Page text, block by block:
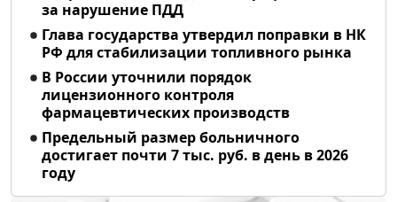
за нарушение ПДД
Глава государства утвердил поправки в НК
РФ для стабилизации топливного рынка
В России уточнили порядок
лицензионного контроля
фармацевтических производств
Предельный размер больничного
достигает почти 7 тыс. руб. в день в 2026
году